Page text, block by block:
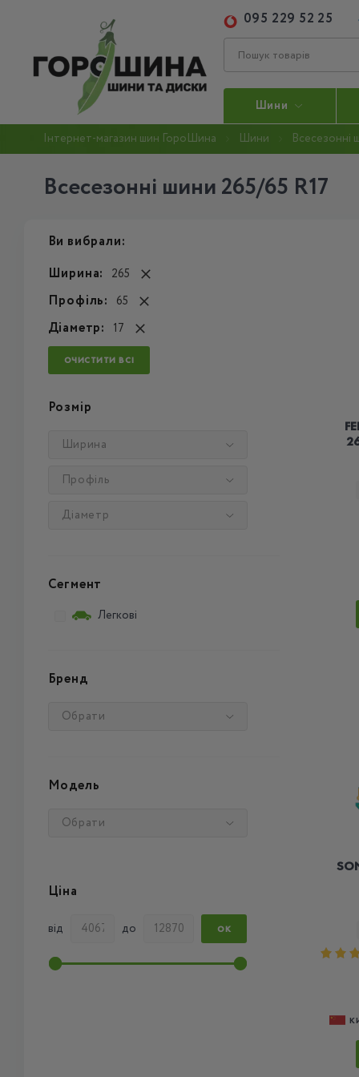
095 229 52 25
Шини
Інтернет-магазин шин ГороШина Шини Всесезонні
Всесезонні шини 265/65 R17
Ви вибрали:
Ширина:
265
Профіль: 65
Діаметр: 17
ОЧИСТИТИ ВСІ
Розмір
Ширина
Профіль
Діаметр
Сегмент
Легкові
Бренд
Обрати
Модель
Обрати
Ціна
від до ОК